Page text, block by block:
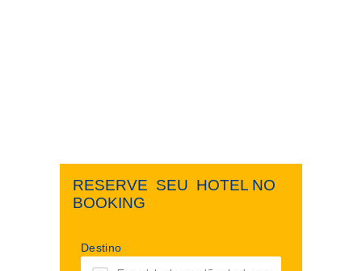
RESERVE ​ ​SEU ​ ​HOTEL NO ​ ​
BOOKING
Destino